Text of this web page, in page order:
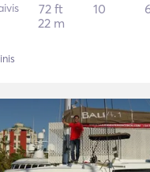
72 ft
22 m
10